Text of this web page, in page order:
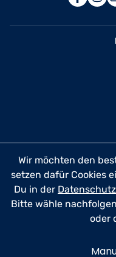
Wir möchten den
setzen dafür Cookies
Du in der
Bitte wähle
oder